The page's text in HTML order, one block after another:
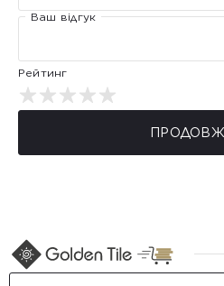
Ваш відгук
Рейтинг